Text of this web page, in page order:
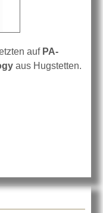
auf PA-
aus Hugstetten.